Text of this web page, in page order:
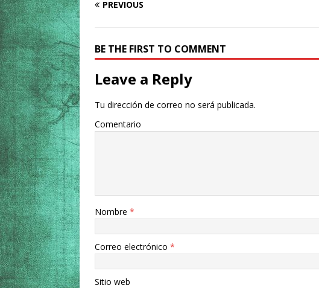
PREVIOUS
BE THE FIRST TO COMMENT
Leave a Reply
Tu dirección de correo no será publicada.
Comentario
Nombre *
Correo electrónico *
Sitio web